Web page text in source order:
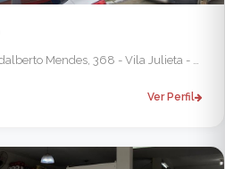
Avenida Tenente-Coronel Adalberto Mendes, 368 - Vila Julieta - Manejo, Resende - RJ, 27521-130, Brasil
Ver Perfil